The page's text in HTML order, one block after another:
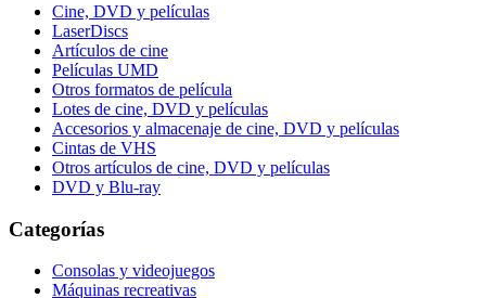
Cine, DVD y películas
LaserDiscs
Artículos de cine
Películas UMD
Otros formatos de película
Lotes de cine, DVD y películas
Accesorios y almacenaje de cine, DVD y películas
Cintas de VHS
Otros artículos de cine, DVD y películas
DVD y Blu-ray
Categorías
Consolas y videojuegos
Máquinas recreativas